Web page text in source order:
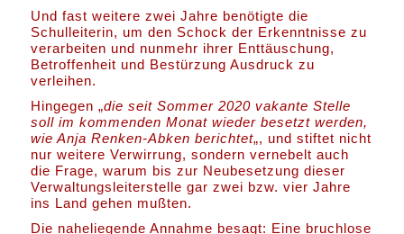
Und fast weitere zwei Jahre benötigte die
Schulleiterin, um den Schock der Erkenntnisse zu
verarbeiten und nunmehr ihrer Enttäuschung,
Betroffenheit und Bestürzung Ausdruck zu
verleihen.
Hingegen „die seit Sommer 2020 vakante Stelle
soll im kommenden Monat wieder besetzt werden,
wie Anja Renken-Abken berichtet„, und stiftet nicht
nur weitere Verwirrung, sondern vernebelt auch
die Frage, warum bis zur Neubesetzung dieser
Verwaltungsleiterstelle gar zwei bzw. vier Jahre
ins Land gehen mußten.
Die naheliegende Annahme besagt: Eine bruchlose